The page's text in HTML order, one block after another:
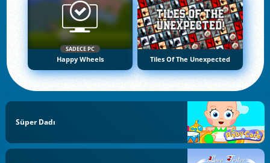
SADECE PC
Happy Wheels Tiles Of The Unexpected
Süper Dadı